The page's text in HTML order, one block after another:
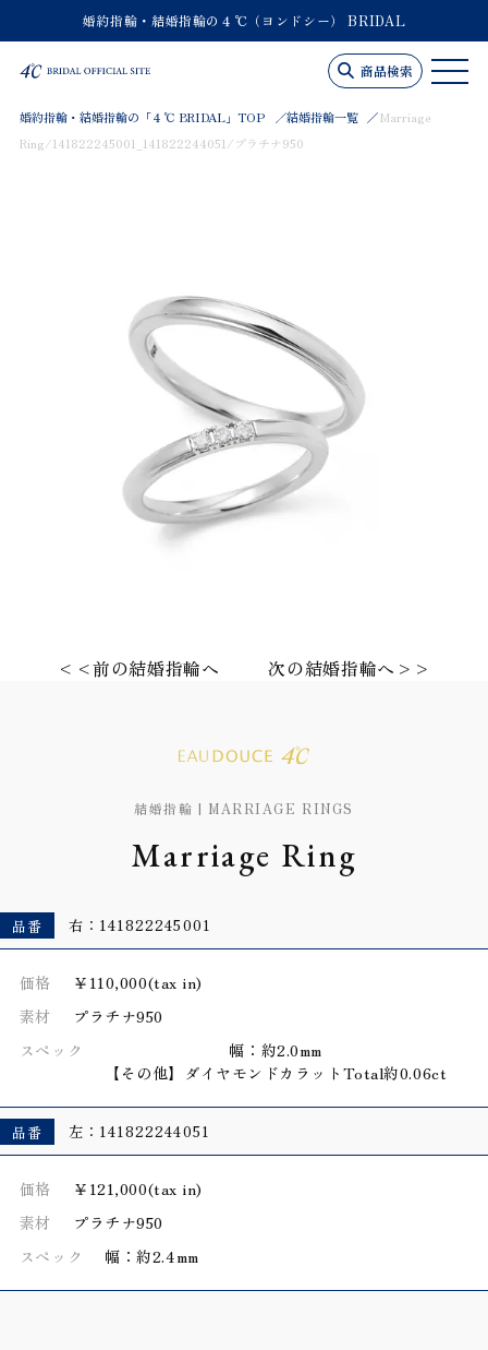
婚約指輪・結婚指輪の４℃（ヨンドシー） BRIDAL
商品検索
婚約指輪・結婚指輪の「４℃ BRIDAL」TOP 結婚指輪一覧
Marriage
Ring/141822245001_141822244051/プラチナ950
<<前の結婚指輪へ 次の結婚指輪へ>>
結婚指輪 | MARRIAGE RINGS
Marriage Ring
品番 右：141822245001
価格
￥110,000(tax in)
素材
プラチナ950
スペック
幅：約2.0mm
【その他】ダイヤモンドカラットTotal約0.06ct
品番 左：141822244051
価格
￥121,000(tax in)
素材
プラチナ950
スペック
幅：約2.4mm